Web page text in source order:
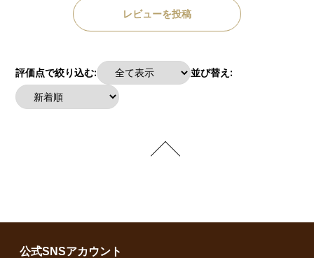
レビューを投稿
評価点で絞り込む: 並び替え:
公式SNSアカウント